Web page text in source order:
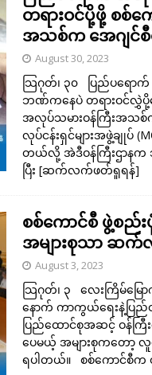
တရားဝင်ပို့ဖို့ စစ်
အသစ်က အေဂျင်စီ
August 30, 2023
သြဂုတ်၊ ၃၀ ပြည်ပရေ
ဘဏ်ကနေပဲ တရားဝင်လွှဲပို့အေ
အလုပ်သမားဝန်ကြီးအသစ်
လုပ်ငန်းရှင်များအဖွဲ့ချုပ်
တယ်လို့ အဲဒီဝန်ကြီးဌာနက
ပြီး [ဆက်လက်ဖတ်ရှုရန်]
စစ်ကောင်စီ ဖွဲ့စည်း
အများစုသာ ဆက်
August 3, 2023
သြဂုတ်၊ ၃ လေးကြိမ်မြ
နောက် ကာကွယ်ရေးနဲ့ပြည်
ပြည်ထောင်စုအဆင့် ဝန်က
ပေမယ့် အများစုကတော့
ရပါတယ်။ စစ်ကောင်စီက